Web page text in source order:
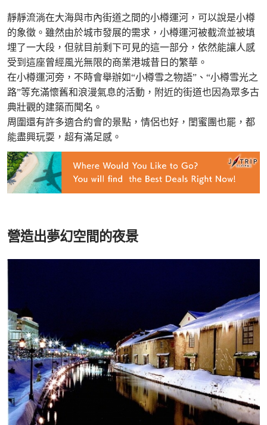
靜靜流淌在大海與市內街道之間的小樽運河，可以說是小樽
的象徵。雖然由於城市發展的需求，小樽運河被截流並被填
埋了一大段，但就目前剩下可見的這一部分，依然能讓人感
受到這座曾經風光無限的商業港城昔日的繁華。
在小樽運河旁，不時會舉辦如“小樽雪之物語”、“小樽雪光之
路”等充滿懷舊和浪漫氣息的活動，附近的街道也因為眾多古
典壯觀的建築而聞名。
周圍還有許多適合約會的景點，情侶也好，閨蜜團也罷，都
能盡興玩耍，超有滿足感。
營造出夢幻空間的夜景